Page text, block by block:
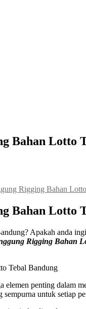
Bahan Lotto
Rigging Bahan
Bahan Lotto
Apakah anda
Rigging Bahan
elemen penting dalam
untuk setiap